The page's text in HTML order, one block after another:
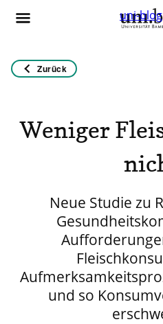
uni-blog
Zurück
Weniger
Neue Studie zu
und so